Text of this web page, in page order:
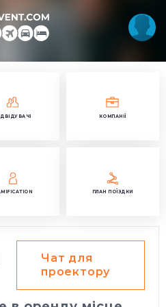
КОМПАНІЇ
ПЛАН ПОЇЗДКИ
Чат для
проектору